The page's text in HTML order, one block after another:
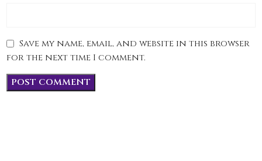
Save my name, email, and website in this browser
for the next time I comment.